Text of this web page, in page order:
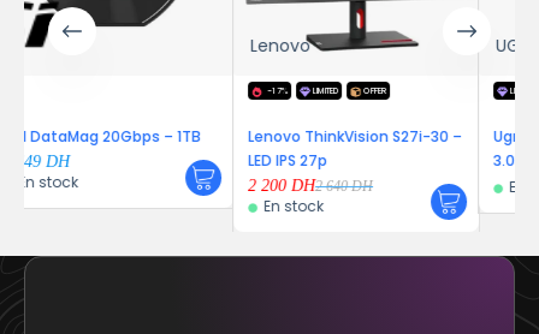
– 1TB
OFFER
Lenovo ThinkVision S27i-30 –
LED IPS 27p
2 640DH
2 200 DH
En stock
UGREEN
Ugreen Adap
3.0 to RJ45 GRIS
En stock